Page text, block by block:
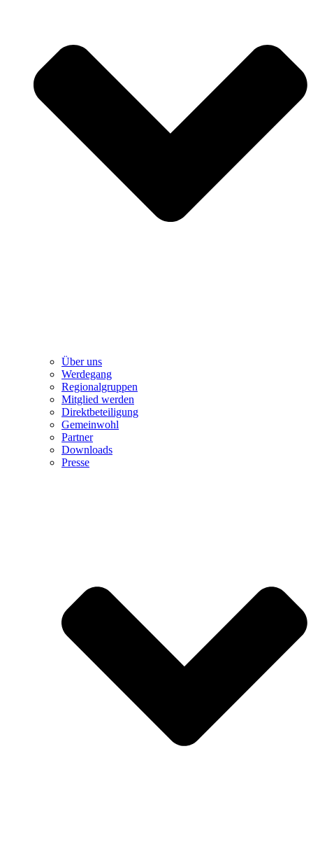
Über uns
Werdegang
Regionalgruppen
Mitglied werden
Direktbeteiligung
Gemeinwohl
Partner
Downloads
Presse